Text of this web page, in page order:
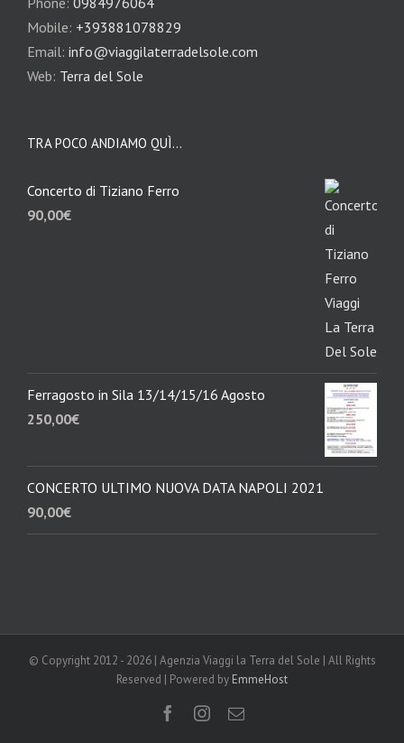
Mobile: +393881078829
Email: info@viaggilaterradelsole.com
Web: Terra del Sole
TRA POCO ANDIAMO QUÌ…
Concerto di Tiziano Ferro
90,00€
Ferragosto in Sila 13/14/15/16 Agosto
250,00€
CONCERTO ULTIMO NUOVA DATA NAPOLI 2021
90,00€
© Copyright 2012 - 2026 | Agenzia Viaggi la Terra del Sole | All Rights
Reserved | Powered by EmmeHost
FacebookInstagram
Email